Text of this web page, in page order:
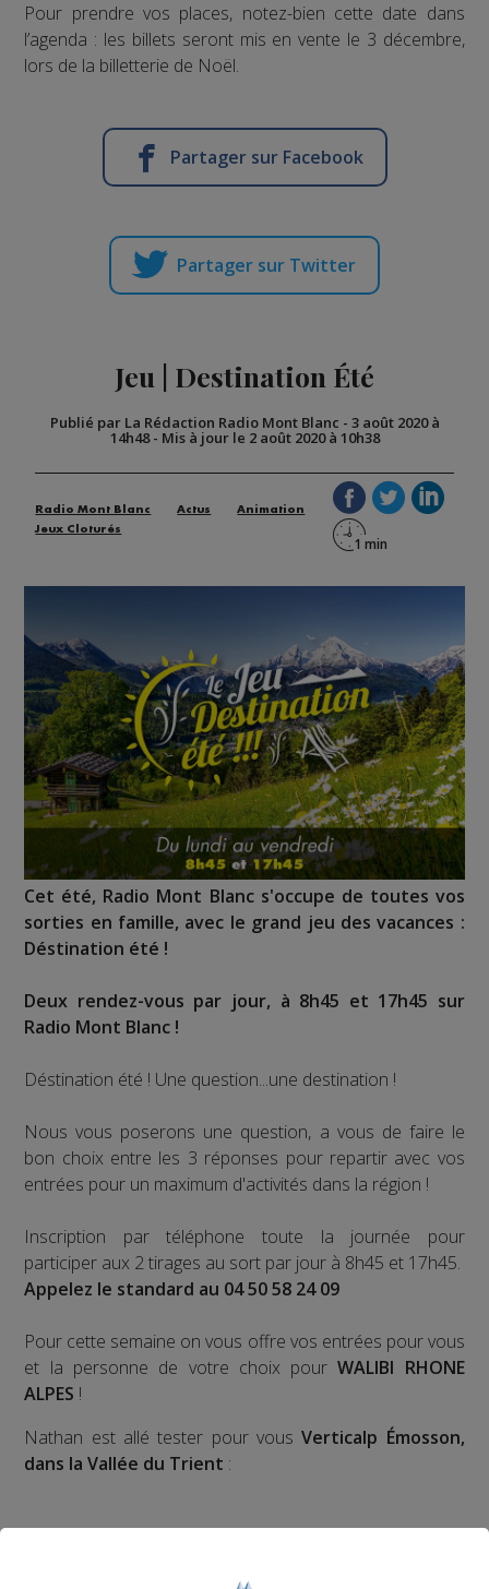
Pour prendre vos places, notez-bien cette date dans
l’agenda : les billets seront mis en vente le 3 décembre,
lors de la billetterie de Noël.
Partager sur Facebook
Partager sur Twitter
Jeu | Destination Été
Publié par La Rédaction Radio Mont Blanc - 3 août 2020 à
14h48- Mis à jour le 2 août 2020 à 10h38
Radio Mont Blanc Actus
Animation
Jeux Cloturés
Cet été, Radio Mont Blanc s'occupe de toutes vos
sorties en famille, avec le grand jeu des vacances :
Déstination été !
Deux rendez-vous par jour, à 8h45 et 17h45 sur
Radio Mont Blanc !
Déstination été ! Une question...une destination !
Nous vous poserons une question, a vous de faire le
bon choix entre les 3 réponses pour repartir avec vos
entrées pour un maximum d'activités dans la région !
Inscription par téléphone toute la journée pour
participer aux 2 tirages au sort par jour à 8h45 et 17h45.
Appelez le standard au 04 50 58 24 09
Pour cette semaine on vous offre vos entrées pour vous
et la personne de votre choix pourWALIBI RHONE
ALPES !
Nathan est allé tester pour vousVerticalp Émosson,
dans la Vallée du Trient :